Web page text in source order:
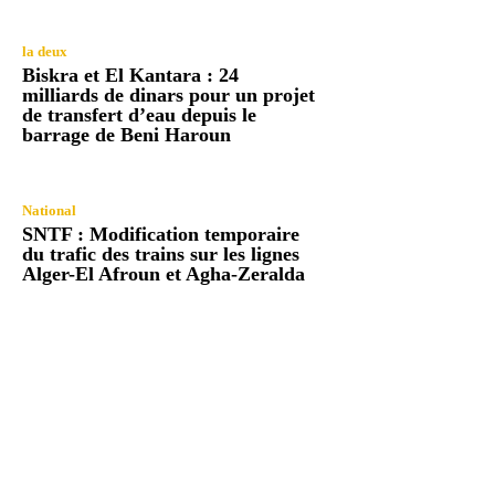
la deux
Biskra et El Kantara : 24
milliards de dinars pour un projet
de transfert d’eau depuis le
barrage de Beni Haroun
National
SNTF : Modification temporaire
du trafic des trains sur les lignes
Alger-El Afroun et Agha-Zeralda